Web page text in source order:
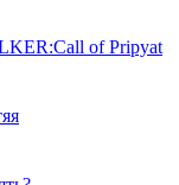
of Pripyat